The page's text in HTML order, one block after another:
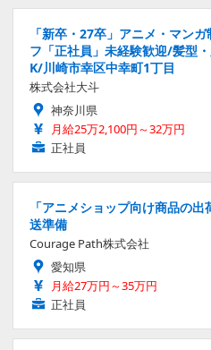
「新卒・27卒」アニメ・マン
フ「正社員」未経験歓迎/髪型
K/川崎市幸区中幸町1丁目
株式会社大斗
神奈川県
月給25万2,100円～32万円
正社員
「アニメショップ向け商品の
送準備
Courage Path株式会社
愛知県
月給27万円～35万円
正社員